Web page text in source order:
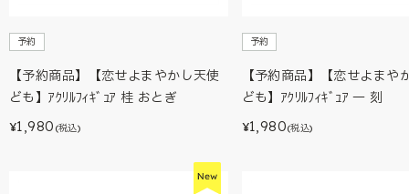
予約
【予約商品】【恋せよまやかし天使
ども】ｱｸﾘﾙﾌｨｷﾞｭｱ 桂 おとぎ
¥1,980 (税込)
予約
【予約商品】【恋せよまや
ども】ｱｸﾘﾙﾌｨｷﾞｭｱ 一 刻
¥1,980(税込)